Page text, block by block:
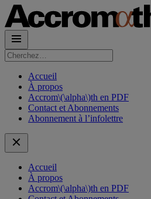
Rechercher :
Accueil
À propos
Accrom\(\alpha\)th en PDF
Contact et Abonnements
Abonnement à l’infolettre
Accueil
À propos
Accrom\(\alpha\)th en PDF